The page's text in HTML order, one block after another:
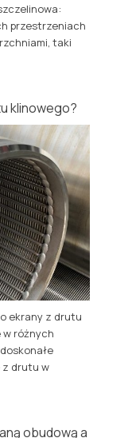
przestrzeniach
taki
klinowego?
ekrany z drutu
różnych
z drutu w
obudową a